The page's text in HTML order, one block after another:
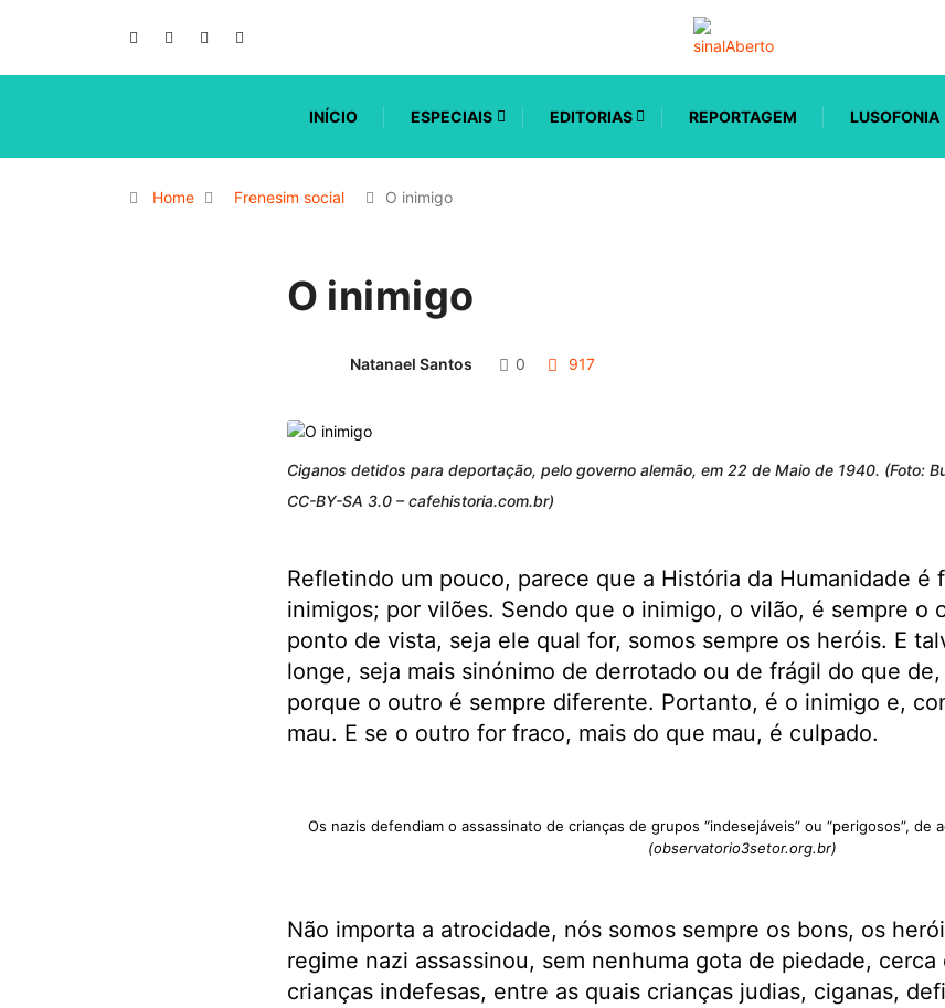
INÍCIO ESPECIAIS EDITORIAS REPORTAGEM LUSOFONIA
Home Frenesim social O inimigo
O inimigo
Natanael Santos 0 917
Ciganos detidos para deportação, pelo governo alemão, em 22 de Maio de 1940. (Foto:
CC-BY-SA 3.0 – cafehistoria.com.br)
Refletindo um pouco, parece que a História da Humanidade é
inimigos; por vilões. Sendo que o inimigo, o vilão, é sempre o
ponto de vista, seja ele qual for, somos sempre os heróis. E
longe, seja mais sinónimo de derrotado ou de frágil do que
porque o outro é sempre diferente. Portanto, é o inimigo e,
mau. E se o outro for fraco, mais do que mau, é culpado.
Os nazis defendiam o assassinato de crianças de grupos “indesejáveis” ou “perigosos”, de
(observatorio3setor.org.br)
Não importa a atrocidade, nós somos sempre os bons, os
regime nazi assassinou, sem nenhuma gota de piedade, cerca
crianças indefesas, entre as quais crianças judias, ciganas,